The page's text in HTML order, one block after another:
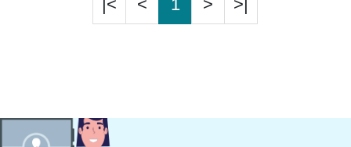
|< < 1 > >|